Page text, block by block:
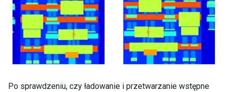
Po sprawdzeniu, czy ładowanie i przetwarzanie wstępne